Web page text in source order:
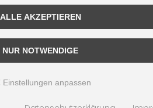
ALLE AKZEPTIEREN
NUR NOTWENDIGE
Einstellungen anpassen